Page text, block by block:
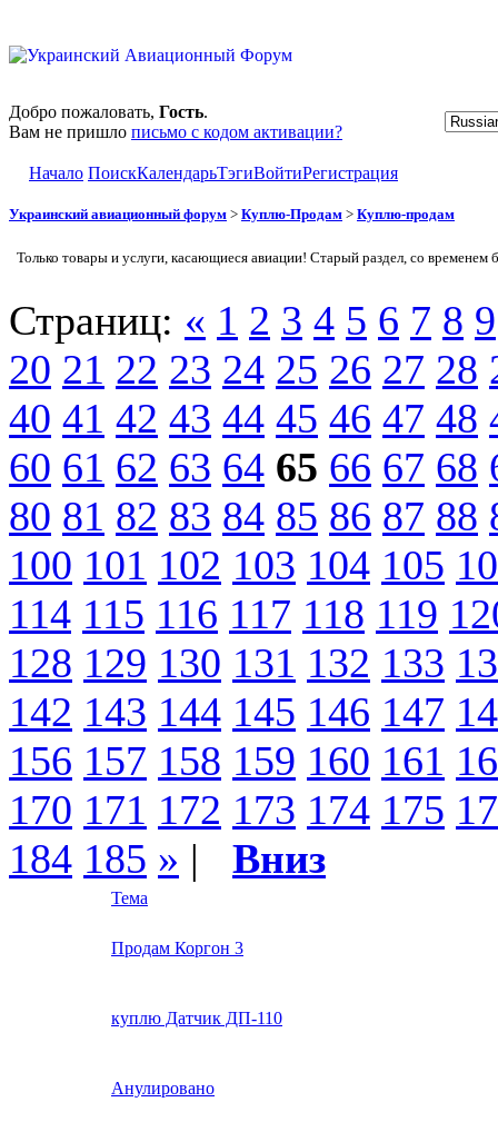
Добро пожаловать, Гость.
Вам не пришло письмо с кодом активации?
Начало ПоискКалендарьТэгиВойтиРегистрация
Украинский авиационный форум > Куплю-Продам > Куплю-продам
Только товары и услуги, касающиеся авиации! Старый раздел, со временем
Страниц: « 1 2 3 4 5 6 7 8 9
20 21 22 23 24 25 26 27 28
40 41 42 43 44 45 46 47 48
60 61 62 63 64 65 66 67 68
80 81 82 83 84 85 86 87 88
100 101 102 103 104 105
114 115 116 117 118 119
128 129 130 131 132 133
142 143 144 145 146 147
156 157 158 159 160 161
170 171 172 173 174 175
184 185 » | Вниз
Тема
Продам Коргон 3
куплю Датчик ДП-110
Анулировано